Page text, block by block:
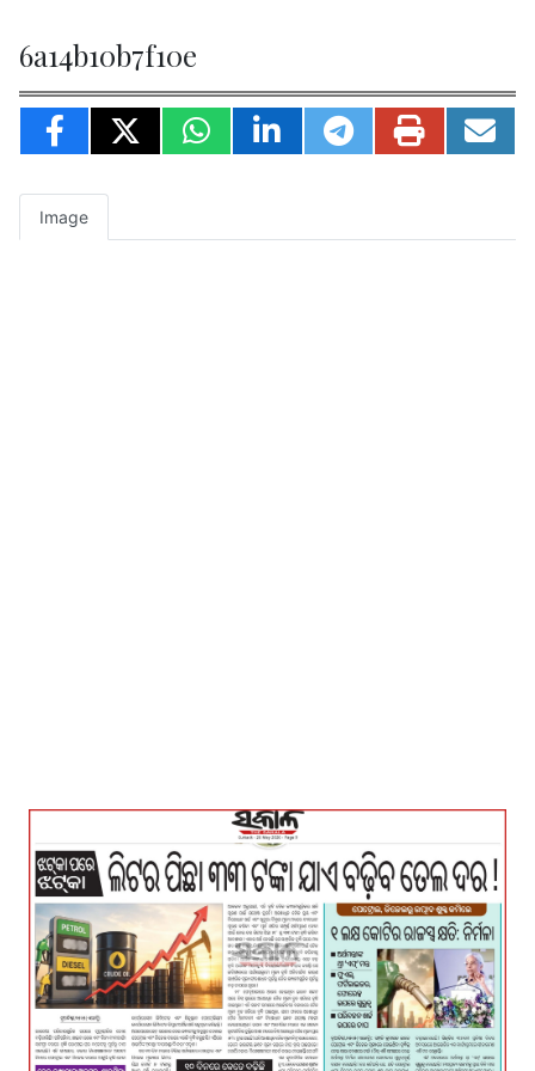
6a14b10b7f10e
Image